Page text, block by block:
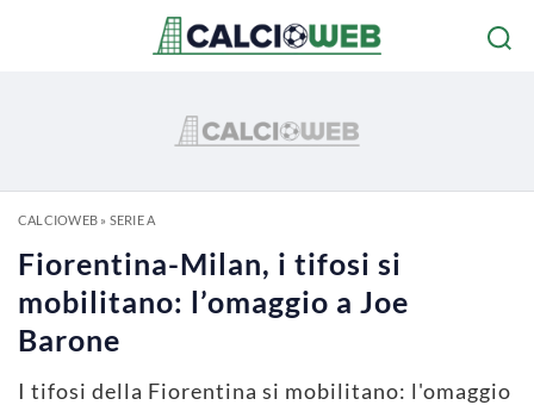
CALCIOWEB» SERIE A
Fiorentina-Milan, i tifosi si
mobilitano: l’omaggio a Joe
Barone
I tifosi della Fiorentina si mobilitano: l'omaggio